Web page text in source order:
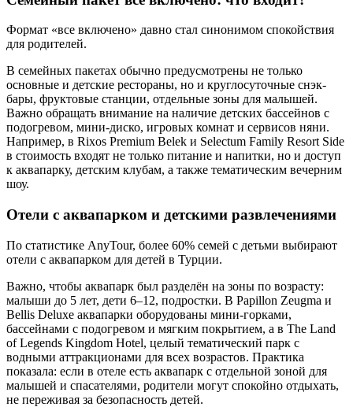
Формат «все включено» давно стал синонимом спокойствия
для родителей.
В семейных пакетах обычно предусмотрены не только
основные и детские рестораны, но и круглосуточные снэк-
бары, фруктовые станции, отдельные зоны для малышей.
Важно обращать внимание на наличие детских бассейнов с
подогревом, мини-диско, игровых комнат и сервисов няни.
Например, в Rixos Premium Belek и Selectum Family Resort Side
в стоимость входят не только питание и напитки, но и доступ
к аквапарку, детским клубам, а также тематическим вечерним
шоу.
Отели с аквапарком и детскими развлечениями
По статистике AnyTour, более 60% семей с детьми выбирают
отели с аквапарком для детей в Турции.
Важно, чтобы аквапарк был разделён на зоны по возрасту:
малыши до 5 лет, дети 6–12, подростки. В Papillon Zeugma и
Bellis Deluxe аквапарки оборудованы мини-горками,
бассейнами с подогревом и мягким покрытием, а в The Land
of Legends Kingdom Hotel, целый тематический парк с
водными аттракционами для всех возрастов. Практика
показала: если в отеле есть аквапарк с отдельной зоной для
малышей и спасателями, родители могут спокойно отдыхать,
не переживая за безопасность детей.